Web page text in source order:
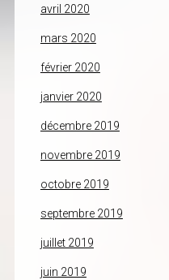
avril 2020
mars 2020
février 2020
janvier 2020
décembre 2019
novembre 2019
octobre 2019
septembre 2019
juillet 2019
juin 2019